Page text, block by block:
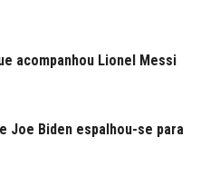
acompanhou Lionel Messi
Joe Biden espalhou-se para